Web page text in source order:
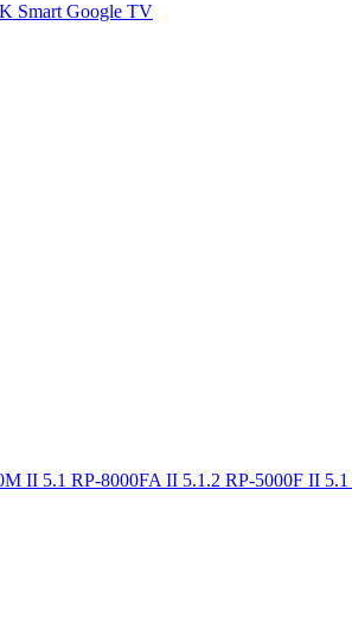
Smart Google TV
II 5.1 RP-8000FA II 5.1.2 RP-5000F II 5.1